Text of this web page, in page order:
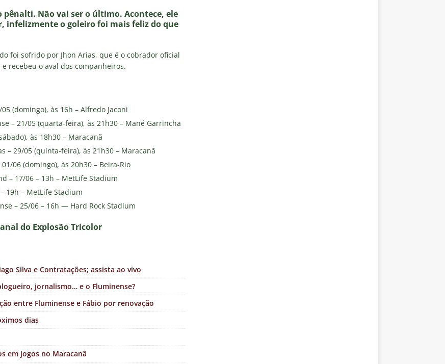
Não vai ser o último. Acontece, ele
infelizmente o goleiro foi mais feliz do que
foi sofrido por Jhon Arias, que é o cobrador oficial
recebeu o aval dos companheiros.
(domingo), às 16h – Alfredo Jaconi
– 21/05 (quarta-feira), às 21h30 – Mané Garrincha
às 18h30 – Maracanã
– 29/05 (quinta-feira), às 21h30 – Maracanã
06 (domingo), às 20h30 – Beira-Rio
– 17/06 – 13h – MetLife Stadium
19h – MetLife Stadium
– 25/06 – 16h — Hard Rock Stadium
do Explosão Tricolor
Silva e Contratações; assista ao vivo
jornalismo… e o Fluminense?
entre Fluminense e Fábio por renovação
dias
em jogos no Maracanã